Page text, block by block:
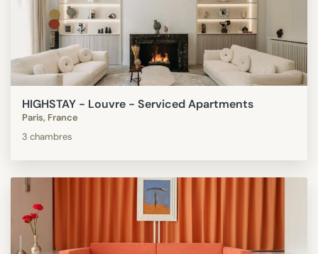
HIGHSTAY - Louvre - Serviced Apartments
Paris, France
3 chambres